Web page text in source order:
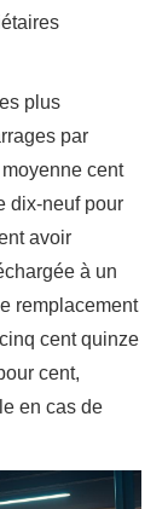
plus
par
cent
dix-neuf pour
avoir
à un
remplacement
cent quinze
cent,
en cas de